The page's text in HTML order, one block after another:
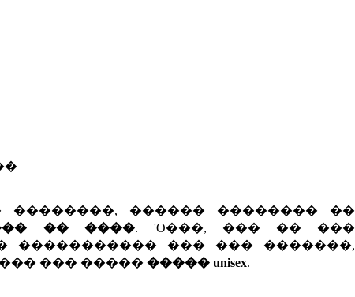
������ �������� ��
�� ����. 'O���, ��� �� ���
����������� ��� ��� �������,
��� ����� ����� unisex.